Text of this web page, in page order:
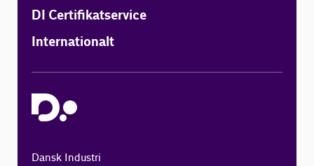
DI Certifikatservice
Internationalt
Dansk Industri